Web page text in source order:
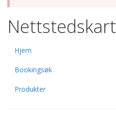
Nettstedskart
Hjem
Bookingsøk
Produkter